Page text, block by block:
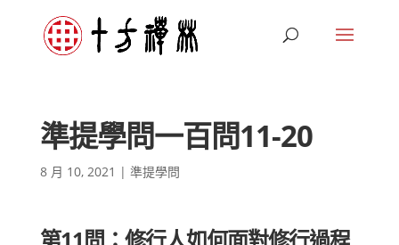
準提學問一百問11-20
8 月 10, 2021 | 準提學問